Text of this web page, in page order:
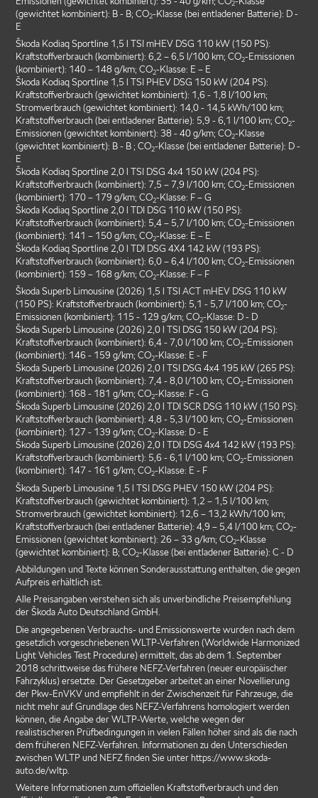
2
(gewichtet kombiniert): B - B; CO2-Klasse (bei entladener Batterie): D -
E
Škoda Kodiaq Sportline 1,5 l TSI mHEV DSG 110 kW (150 PS):
Kraftstoffverbrauch (kombiniert): 6,2 – 6,5 l/100 km; CO2-Emissionen
(kombiniert): 140 – 148 g/km; CO2-Klasse: E – E
Škoda Kodiaq Sportline 1,5 l TSI PHEV DSG 150 kW (204 PS):
Kraftstoffverbrauch (gewichtet kombiniert): 1,6 - 1,8 l/100 km;
Stromverbrauch (gewichtet kombiniert): 14,0 - 14,5 kWh/100 km;
Kraftstoffverbrauch (bei entladener Batterie): 5,9 - 6,1 l/100 km; CO2-
Emissionen (gewichtet kombiniert): 38 - 40 g/km; CO2-Klasse
(gewichtet kombiniert): B - B ; CO2-Klasse (bei entladener Batterie): D -
E
Škoda Kodiaq Sportline 2,0 l TSI DSG 4x4 150 kW (204 PS):
Kraftstoffverbrauch (kombiniert): 7,5 – 7,9 l/100 km; CO2-Emissionen
(kombiniert): 170 – 179 g/km; CO2-Klasse: F – G
Škoda Kodiaq Sportline 2,0 l TDI DSG 110 kW (150 PS):
Kraftstoffverbrauch (kombiniert): 5,4 – 5,7 l/100 km; CO2-Emissionen
(kombiniert): 141 – 150 g/km; CO2-Klasse: E – E
Škoda Kodiaq Sportline 2,0 l TDI DSG 4X4 142 kW (193 PS):
Kraftstoffverbrauch (kombiniert): 6,0 – 6,4 l/100 km; CO2-Emissionen
(kombiniert): 159 – 168 g/km; CO2-Klasse: F – F
Škoda Superb Limousine (2026) 1,5 l TSI ACT mHEV DSG 110 kW
(150 PS): Kraftstoffverbrauch (kombiniert): 5,1 - 5,7 l/100 km; CO2-
Emissionen (kombiniert): 115 - 129 g/km; CO2-Klasse: D - D
Škoda Superb Limousine (2026) 2,0 l TSI DSG 150 kW (204 PS):
Kraftstoffverbrauch (kombiniert): 6,4 - 7,0 l/100 km; CO2-Emissionen
(kombiniert): 146 - 159 g/km; CO2-Klasse: E - F
Škoda Superb Limousine (2026) 2,0 l TSI DSG 4x4 195 kW (265 PS):
Kraftstoffverbrauch (kombiniert): 7,4 - 8,0 l/100 km; CO2-Emissionen
(kombiniert): 168 - 181 g/km; CO2-Klasse: F - G
Škoda Superb Limousine (2026) 2,0 l TDI SCR DSG 110 kW (150 PS):
Kraftstoffverbrauch (kombiniert): 4,8 - 5,3 l/100 km; CO2-Emissionen
(kombiniert): 127 - 139 g/km; CO2-Klasse: D - E
Škoda Superb Limousine (2026) 2,0 l TDI DSG 4x4 142 kW (193 PS):
Kraftstoffverbrauch (kombiniert): 5,6 - 6,1 l/100 km; CO2-Emissionen
(kombiniert): 147 - 161 g/km; CO2-Klasse: E - F
Škoda Superb Limousine 1,5 l TSI DSG PHEV 150 kW (204 PS):
Kraftstoffverbrauch (gewichtet kombiniert): 1,2 – 1,5 l/100 km;
Stromverbrauch (gewichtet kombiniert): 12,6 – 13,2 kWh/100 km;
Kraftstoffverbrauch (bei entladener Batterie): 4,9 – 5,4 l/100 km; CO2-
Emissionen (gewichtet kombiniert): 26 – 33 g/km; CO2-Klasse
(gewichtet kombiniert): B; CO2-Klasse (bei entladener Batterie): C - D
Abbildungen und Texte können Sonderausstattung enthalten, die gegen
Aufpreis erhältlich ist.
Alle Preisangaben verstehen sich als unverbindliche Preisempfehlung
der Škoda Auto Deutschland GmbH.
Die angegebenen Verbrauchs- und Emissionswerte wurden nach dem
gesetzlich vorgeschriebenen WLTP-Verfahren (Worldwide Harmonized
Light Vehicles Test Procedure) ermittelt, das ab dem 1. September
2018 schrittweise das frühere NEFZ-Verfahren (neuer europäischer
Fahrzyklus) ersetzte. Der Gesetzgeber arbeitet an einer Novellierung
der Pkw-EnVKV und empfiehlt in der Zwischenzeit für Fahrzeuge, die
nicht mehr auf Grundlage des NEFZ-Verfahrens homologiert werden
können, die Angabe der WLTP-Werte, welche wegen der
realistischeren Prüfbedingungen in vielen Fällen höher sind als die nach
dem früheren NEFZ-Verfahren. Informationen zu den Unterschieden
zwischen WLTP und NEFZ finden Sie unter https://www.skoda-
auto.de/wltp.
Weitere Informationen zum offiziellen Kraftstoffverbrauch und den